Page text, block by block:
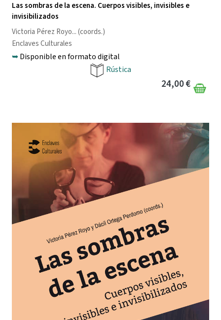
Las sombras de la escena. Cuerpos visibles, invisibles e
invisibilizados
Victoria Pérez Royo... (coords.)
Enclaves Culturales
➥Disponible en formato digital
Rústica
24,00 €